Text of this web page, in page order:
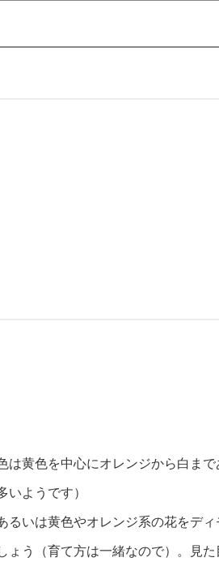
黄色を中心にオレンジから白ま
ようです）
いは黄色やオレンジ系の花をデ
う（育て方は一緒なので）。見